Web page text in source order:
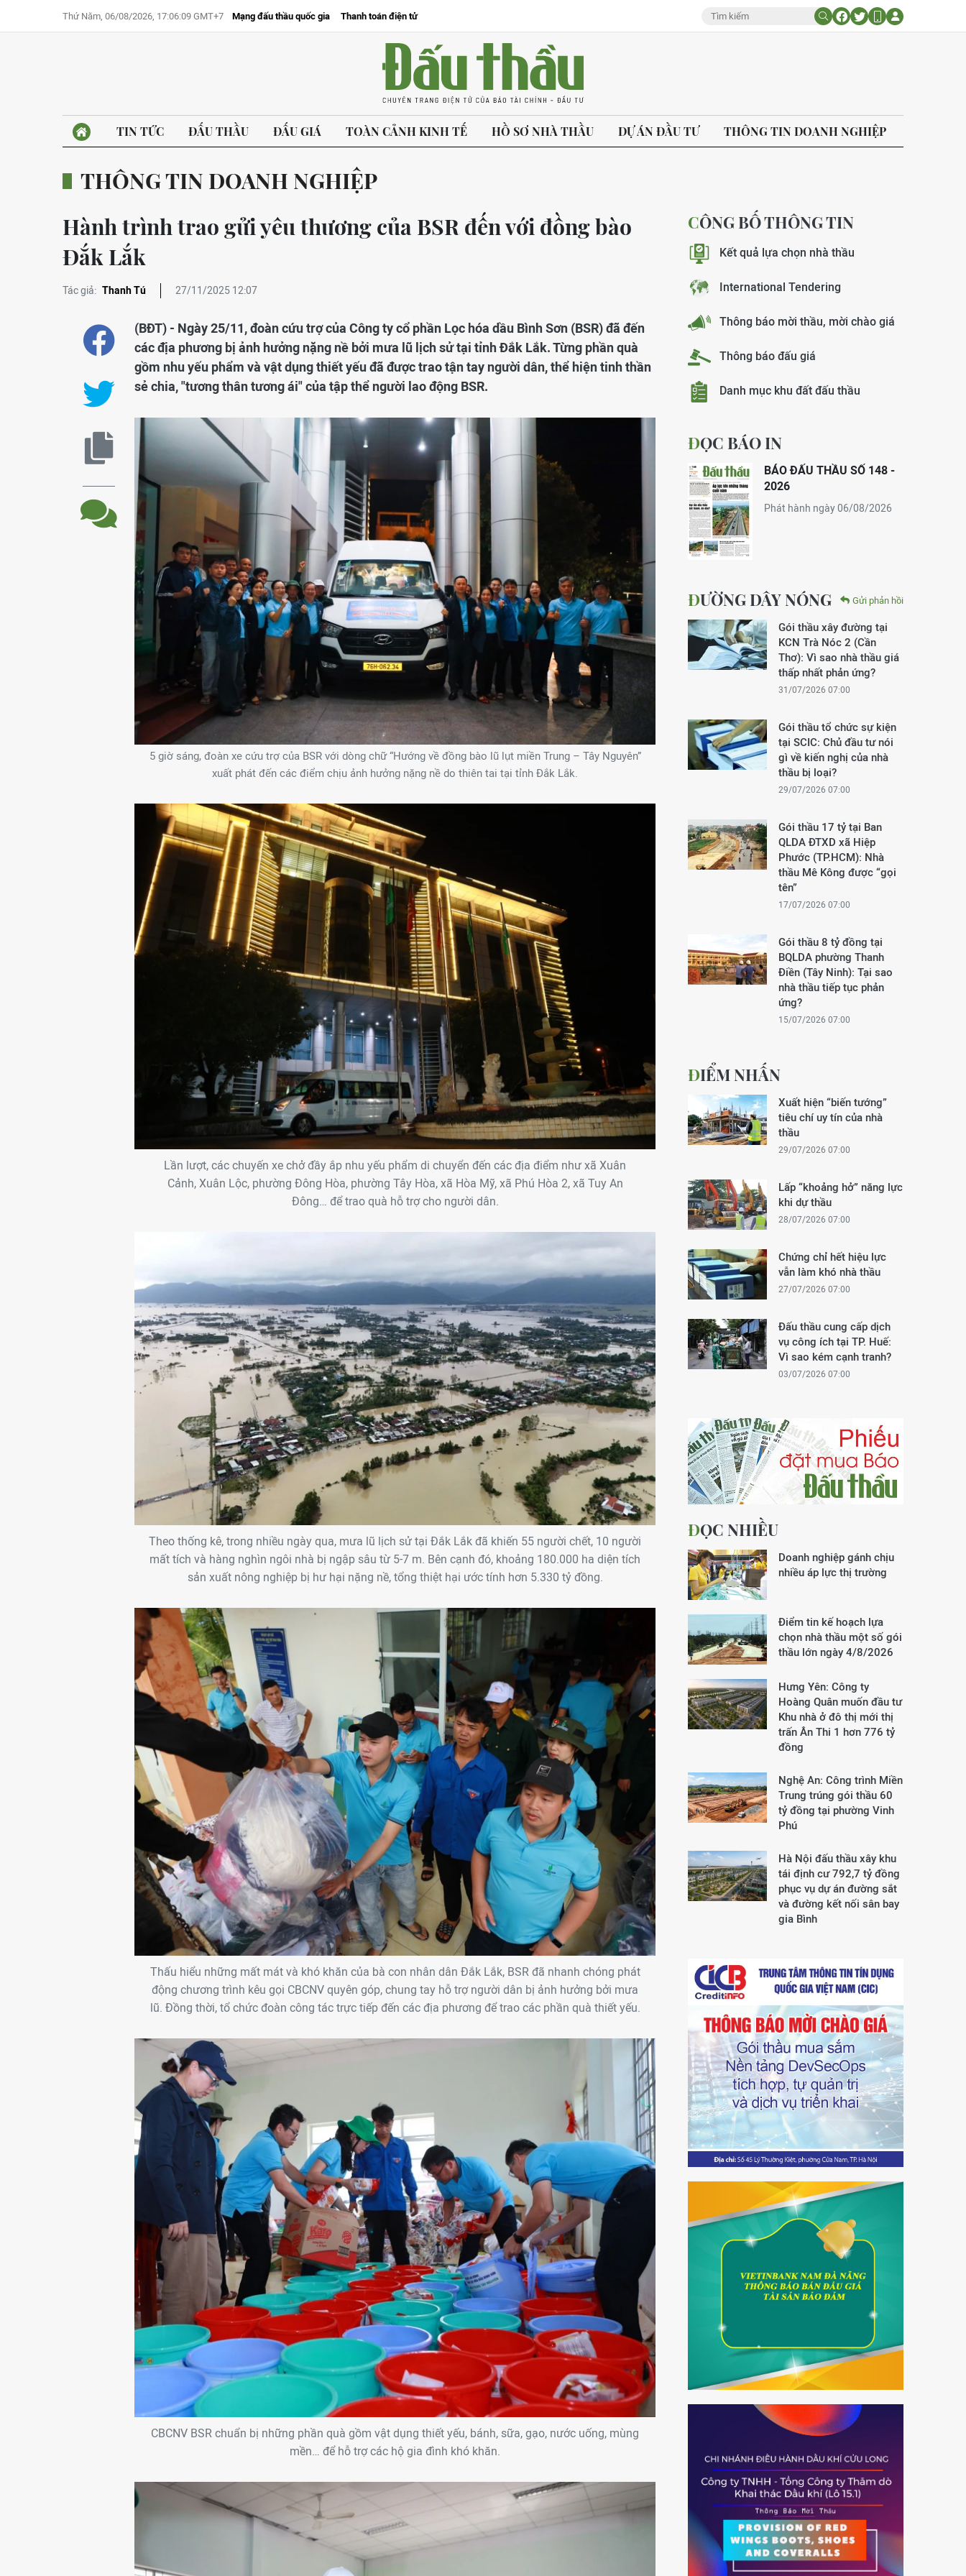
Thứ Năm, 06/08/2026, 17:06:09 GMT+7 Mạng đấu thầu quốc gia Thanh toán điện tử
TIN TỨC ĐẤU THẦU ĐẤU GIÁ TOÀN CẢNH KINH TẾ HỒ SƠ NHÀ THẦU DỰ ÁN ĐẦU TƯ THÔNG TIN DOANH NGHIỆP
THÔNG TIN DOANH NGHIỆP
Hành trình trao gửi yêu thương của BSR đến với đồng bào
Đắk Lắk
Tác giả: Thanh Tú 27/11/2025 12:07
(BĐT) - Ngày 25/11, đoàn cứu trợ của Công ty cổ phần Lọc hóa dầu Bình Sơn (BSR) đã đến
các địa phương bị ảnh hưởng nặng nề bởi mưa lũ lịch sử tại tỉnh Đắk Lắk. Từng phần quà
gồm nhu yếu phẩm và vật dụng thiết yếu đã được trao tận tay người dân, thể hiện tinh thần
sẻ chia, "tương thân tương ái" của tập thể người lao động BSR.
5 giờ sáng, đoàn xe cứu trợ của BSR với dòng chữ “Hướng về đồng bào lũ lụt miền Trung – Tây Nguyên”
xuất phát đến các điểm chịu ảnh hưởng nặng nề do thiên tai tại tỉnh Đắk Lắk.
Lần lượt, các chuyến xe chở đầy ắp nhu yếu phẩm di chuyển đến các địa điểm như xã Xuân
Cảnh, Xuân Lộc, phường Đông Hòa, phường Tây Hòa, xã Hòa Mỹ, xã Phú Hòa 2, xã Tuy An
Đông… để trao quà hỗ trợ cho người dân.
Theo thống kê, trong nhiều ngày qua, mưa lũ lịch sử tại Đắk Lắk đã khiến 55 người chết, 10 người
mất tích và hàng nghìn ngôi nhà bị ngập sâu từ 5-7 m. Bên cạnh đó, khoảng 180.000 ha diện tích
sản xuất nông nghiệp bị hư hại nặng nề, tổng thiệt hại ước tính hơn 5.330 tỷ đồng.
Thấu hiểu những mất mát và khó khăn của bà con nhân dân Đắk Lắk, BSR đã nhanh chóng phát
động chương trình kêu gọi CBCNV quyên góp, chung tay hỗ trợ người dân bị ảnh hưởng bởi mưa
lũ. Đồng thời, tổ chức đoàn công tác trực tiếp đến các địa phương để trao các phần quà thiết yếu.
CBCNV BSR chuẩn bị những phần quà gồm vật dụng thiết yếu, bánh, sữa, gạo, nước uống, mùng
mền… để hỗ trợ các hộ gia đình khó khăn.
CÔNG BỐ THÔNG TIN
Kết quả lựa chọn nhà thầu
International Tendering
Thông báo mời thầu, mời chào giá
Thông báo đấu giá
Danh mục khu đất đấu thầu
ĐỌC BÁO IN
BÁO ĐẤU THẦU SỐ 148 -
2026
Phát hành ngày 06/08/2026
ĐƯỜNG DÂY NÓNG Gửi phản hồi
Gói thầu xây đường tại
KCN Trà Nóc 2 (Cần
Thơ): Vì sao nhà thầu giá
thấp nhất phản ứng?
31/07/2026 07:00
Gói thầu tổ chức sự kiện
tại SCIC: Chủ đầu tư nói
gì về kiến nghị của nhà
thầu bị loại?
29/07/2026 07:00
Gói thầu 17 tỷ tại Ban
QLDA ĐTXD xã Hiệp
Phước (TP.HCM): Nhà
thầu Mê Kông được “gọi
tên”
17/07/2026 07:00
Gói thầu 8 tỷ đồng tại
BQLDA phường Thanh
Điền (Tây Ninh): Tại sao
nhà thầu tiếp tục phản
ứng?
15/07/2026 07:00
ĐIỂM NHẤN
Xuất hiện “biến tướng”
tiêu chí uy tín của nhà
thầu
29/07/2026 07:00
Lấp “khoảng hở” năng lực
khi dự thầu
28/07/2026 07:00
Chứng chỉ hết hiệu lực
vẫn làm khó nhà thầu
27/07/2026 07:00
Đấu thầu cung cấp dịch
vụ công ích tại TP. Huế:
Vì sao kém cạnh tranh?
03/07/2026 07:00
ĐỌC NHIỀU
Doanh nghiệp gánh chịu
nhiều áp lực thị trường
Điểm tin kế hoạch lựa
chọn nhà thầu một số gói
thầu lớn ngày 4/8/2026
Hưng Yên: Công ty
Hoàng Quân muốn đầu tư
Khu nhà ở đô thị mới thị
trấn Ân Thi 1 hơn 776 tỷ
đồng
Nghệ An: Công trình Miền
Trung trúng gói thầu 60
tỷ đồng tại phường Vinh
Phú
Hà Nội đấu thầu xây khu
tái định cư 792,7 tỷ đồng
phục vụ dự án đường sắt
và đường kết nối sân bay
gia Bình